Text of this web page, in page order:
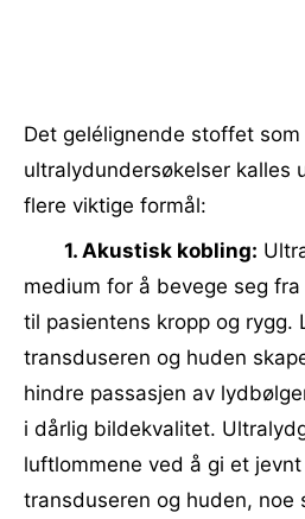
Det gelélignende stoffet
ultralydundersøkelser kalles
flere viktige formål:
1. Akustisk kobling:
medium for å bevege seg
til pasientens kropp og rygg.
transduseren og huden
hindre passasjen av
i dårlig bildekvalitet.
luftlommene ved å gi et
transduseren og huden, noe